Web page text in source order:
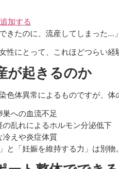
加する
きたのに、流産してしまった…」
性にとって、これほどつらい経
が起きるのか
色体異常によるものですが、
巣への血流不足
の乱れによるホルモン分泌低下
冷えや炎症体質
と「妊娠を維持する力」は別